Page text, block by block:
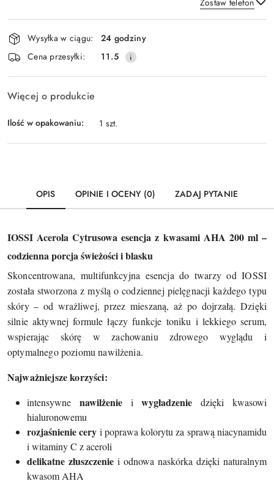
Wyślij
Dostępność
i
dostawa
Wysyłka w ciągu:
24 godziny
Cena przesyłki:
11.5
Więcej o produkcie
Ilość w opakowaniu: 1 szt.
OPIS OPINIE I OCENY (0) ZADAJ PYTANIE
IOSSI Acerola Cytrusowa esencja z kwasami AHA 200 ml –
codzienna porcja świeżości i blasku
Skoncentrowana, multifunkcyjna esencja do twarzy od IOSSI
została stworzona z myślą o codziennej pielęgnacji każdego typu
skóry – od wrażliwej, przez mieszaną, aż po dojrzałą. Dzięki
silnie aktywnej formule łączy funkcje toniku i lekkiego serum,
wspierając skórę w zachowaniu zdrowego wyglądu i
optymalnego poziomu nawilżenia.
Najważniejsze korzyści:
intensywne nawilżenieiwygładzenie dzięki kwasowi
hialuronowemu
rozjaśnienie cery i poprawa kolorytu za sprawą niacynamidu
i witaminy C z aceroli
delikatne złuszczenie i odnowa naskórka dzięki naturalnym
kwasom AHA